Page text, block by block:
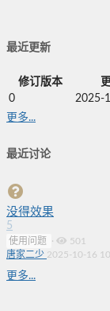
最近更新
修订版本
0
2025-
更多...
最近讨论
没得效果
5
使用问题 ·
501
唐家二少 2025-10-16
更多...